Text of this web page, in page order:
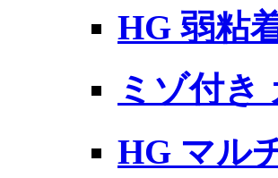
HG 弱粘
ミゾ付き
HG マル